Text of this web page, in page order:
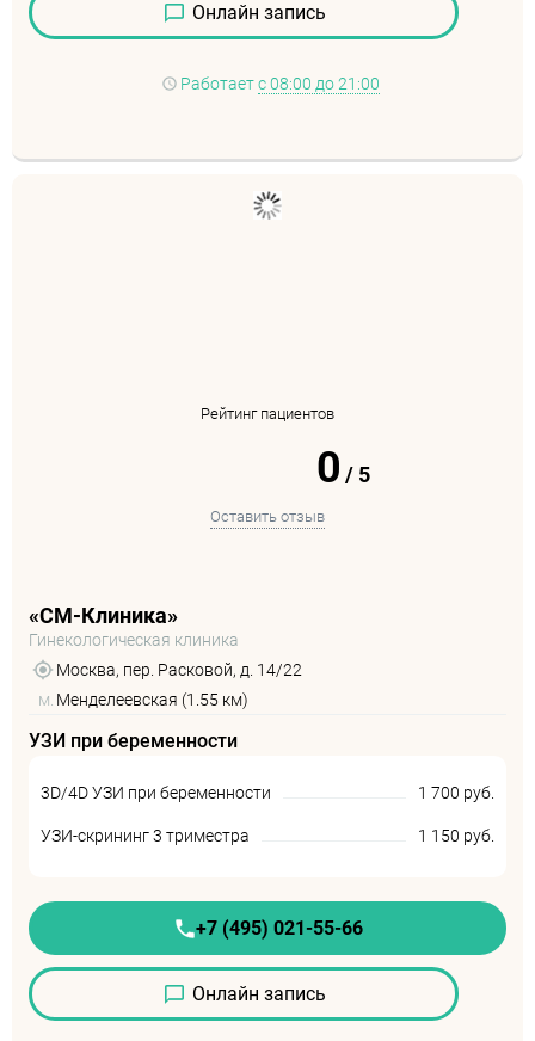
Онлайн запись
Работаетс 08:00 до 21:00
Рейтинг пациентов
0 / 5
Оставить отзыв
«СМ-Клиника»
Гинекологическая клиника
Москва, пер. Расковой, д. 14/22
м. Менделеевская (1.55 км)
УЗИ при беременности
3D/4D УЗИ при беременности 1 700 руб.
УЗИ-скрининг 3 триместра 1 150 руб.
+7 (495) 021-55-66
Онлайн запись